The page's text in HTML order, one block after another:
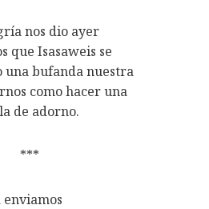
nos dio ayer
que Isasaweis se
una bufanda nuestra
como hacer una
de adorno.
***
enviamos